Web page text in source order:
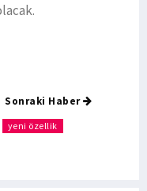
Sonraki Haber
yeni özellik